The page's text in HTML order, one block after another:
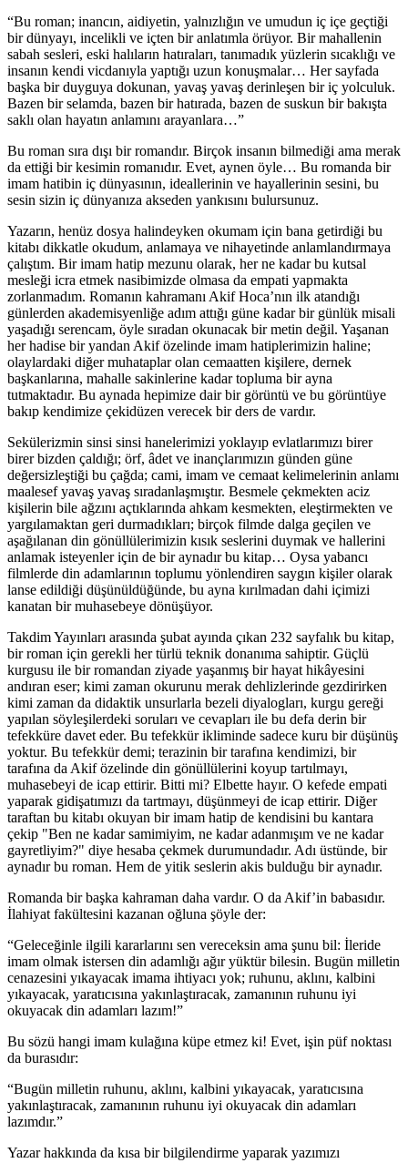
“Bu roman; inancın, aidiyetin, yalnızlığın ve umudun iç içe geçtiği
bir dünyayı, incelikli ve içten bir anlatımla örüyor. Bir mahallenin
sabah sesleri, eski halıların hatıraları, tanımadık yüzlerin sıcaklığı ve
insanın kendi vicdanıyla yaptığı uzun konuşmalar… Her sayfada
başka bir duyguya dokunan, yavaş yavaş derinleşen bir iç yolculuk.
Bazen bir selamda, bazen bir hatırada, bazen de suskun bir bakışta
saklı olan hayatın anlamını arayanlara…”
Bu roman sıra dışı bir romandır. Birçok insanın bilmediği ama merak
da ettiği bir kesimin romanıdır. Evet, aynen öyle… Bu romanda bir
imam hatibin iç dünyasının, ideallerinin ve hayallerinin sesini, bu
sesin sizin iç dünyanıza akseden yankısını bulursunuz.
Yazarın, henüz dosya halindeyken okumam için bana getirdiği bu
kitabı dikkatle okudum, anlamaya ve nihayetinde anlamlandırmaya
çalıştım. Bir imam hatip mezunu olarak, her ne kadar bu kutsal
mesleği icra etmek nasibimizde olmasa da empati yapmakta
zorlanmadım. Romanın kahramanı Akif Hoca’nın ilk atandığı
günlerden akademisyenliğe adım attığı güne kadar bir günlük misali
yaşadığı serencam, öyle sıradan okunacak bir metin değil. Yaşanan
her hadise bir yandan Akif özelinde imam hatiplerimizin haline;
olaylardaki diğer muhataplar olan cemaatten kişilere, dernek
başkanlarına, mahalle sakinlerine kadar topluma bir ayna
tutmaktadır. Bu aynada hepimize dair bir görüntü ve bu görüntüye
bakıp kendimize çekidüzen verecek bir ders de vardır.
Sekülerizmin sinsi sinsi hanelerimizi yoklayıp evlatlarımızı birer
birer bizden çaldığı; örf, âdet ve inançlarımızın günden güne
değersizleştiği bu çağda; cami, imam ve cemaat kelimelerinin anlamı
maalesef yavaş yavaş sıradanlaşmıştır. Besmele çekmekten aciz
kişilerin bile ağzını açtıklarında ahkam kesmekten, eleştirmekten ve
yargılamaktan geri durmadıkları; birçok filmde dalga geçilen ve
aşağılanan din gönüllülerimizin kısık seslerini duymak ve hallerini
anlamak isteyenler için de bir aynadır bu kitap… Oysa yabancı
filmlerde din adamlarının toplumu yönlendiren saygın kişiler olarak
lanse edildiği düşünüldüğünde, bu ayna kırılmadan dahi içimizi
kanatan bir muhasebeye dönüşüyor.
Takdim Yayınları arasında şubat ayında çıkan 232 sayfalık bu kitap,
bir roman için gerekli her türlü teknik donanıma sahiptir. Güçlü
kurgusu ile bir romandan ziyade yaşanmış bir hayat hikâyesini
andıran eser; kimi zaman okurunu merak dehlizlerinde gezdirirken
kimi zaman da didaktik unsurlarla bezeli diyalogları, kurgu gereği
yapılan söyleşilerdeki soruları ve cevapları ile bu defa derin bir
tefekküre davet eder. Bu tefekkür ikliminde sadece kuru bir düşünüş
yoktur. Bu tefekkür demi; terazinin bir tarafına kendimizi, bir
tarafına da Akif özelinde din gönüllülerini koyup tartılmayı,
muhasebeyi de icap ettirir. Bitti mi? Elbette hayır. O kefede empati
yaparak gidişatımızı da tartmayı, düşünmeyi de icap ettirir. Diğer
taraftan bu kitabı okuyan bir imam hatip de kendisini bu kantara
çekip "Ben ne kadar samimiyim, ne kadar adanmışım ve ne kadar
gayretliyim?" diye hesaba çekmek durumundadır. Adı üstünde, bir
aynadır bu roman. Hem de yitik seslerin akis bulduğu bir aynadır.
Romanda bir başka kahraman daha vardır. O da Akif’in babasıdır.
İlahiyat fakültesini kazanan oğluna şöyle der:
“Geleceğinle ilgili kararlarını sen vereceksin ama şunu bil: İleride
imam olmak istersen din adamlığı ağır yüktür bilesin. Bugün milletin
cenazesini yıkayacak imama ihtiyacı yok; ruhunu, aklını, kalbini
yıkayacak, yaratıcısına yakınlaştıracak, zamanının ruhunu iyi
okuyacak din adamları lazım!”
Bu sözü hangi imam kulağına küpe etmez ki! Evet, işin püf noktası
da burasıdır:
“Bugün milletin ruhunu, aklını, kalbini yıkayacak, yaratıcısına
yakınlaştıracak, zamanının ruhunu iyi okuyacak din adamları
lazımdır.”
Yazar hakkında da kısa bir bilgilendirme yaparak yazımızı